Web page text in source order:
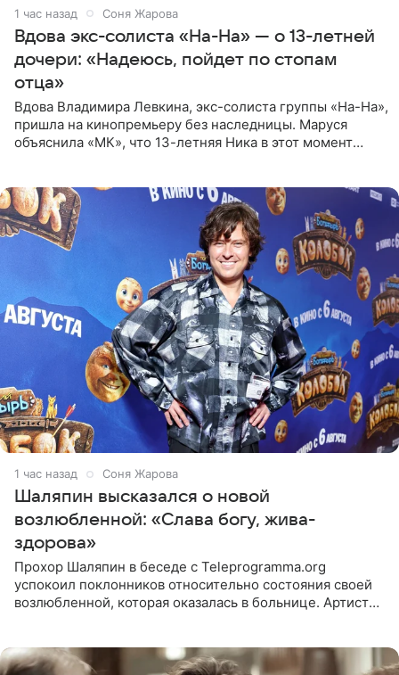
1 час назад Соня Жарова
Вдова экс-солиста «На-На» — о 13-летней
дочери: «Надеюсь, пойдет по стопам
отца»
Вдова Владимира Левкина, экс-солиста группы «На-На»,
пришла на кинопремьеру без наследницы. Маруся
объяснила «МК», что 13-летняя Ника в этот момент
1 час назад Соня Жарова
Шаляпин высказался о новой
возлюбленной: «Слава богу, жива-
здорова»
Прохор Шаляпин в беседе с Teleprogramma.org
успокоил поклонников относительно состояния своей
возлюбленной, которая оказалась в больнице. Артист